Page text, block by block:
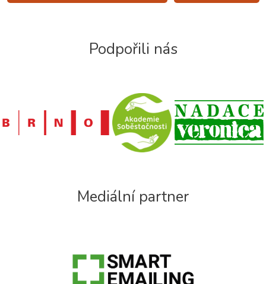
Podpořili nás
Mediální partner